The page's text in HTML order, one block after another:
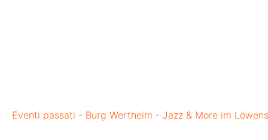
Eventi passati - Burg Wertheim - Jazz & More im